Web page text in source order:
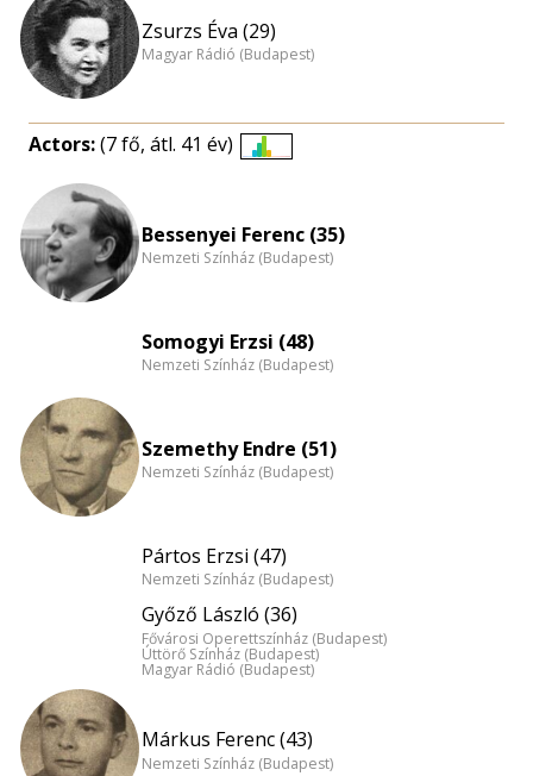
Zsurzs Éva (29)
Magyar Rádió (Budapest)
Actors:(7 fő, átl. 41 év)
nagyítása
Bessenyei Ferenc (35)
Nemzeti Színház (Budapest)
Somogyi Erzsi (48)
Nemzeti Színház (Budapest)
Szemethy Endre (51)
Nemzeti Színház (Budapest)
Pártos Erzsi (47)
Nemzeti Színház (Budapest)
Győző László (36)
Fővárosi Operettszínház (Budapest)
Úttörő Színház (Budapest)
Magyar Rádió (Budapest)
Márkus Ferenc (43)
Nemzeti Színház (Budapest)